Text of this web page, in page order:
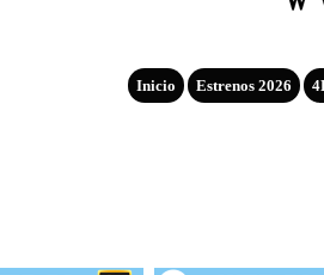
Inicio Estrenos 2026